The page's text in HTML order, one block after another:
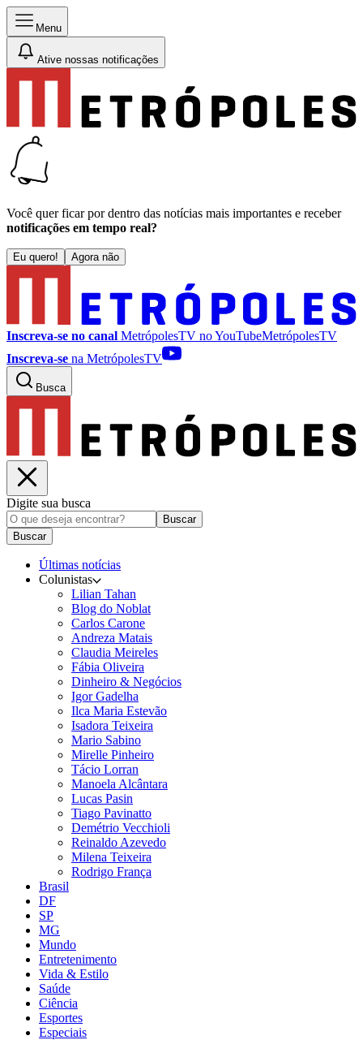
Menu
Ative nossas notificações
Você quer ficar por dentro das notícias mais importantes e receber
notificações em tempo real?
Eu quero! Agora não
Inscreva-se no canal MetrópolesTV noYouTubeMetrópolesTV
Inscreva-se na MetrópolesTV
Busca
Digite sua busca
Buscar
Buscar
Últimas notícias
Colunistas
Lilian Tahan
Blog do Noblat
Carlos Carone
Andreza Matais
Claudia Meireles
Fábia Oliveira
Dinheiro & Negócios
Igor Gadelha
Ilca Maria Estevão
Isadora Teixeira
Mario Sabino
Mirelle Pinheiro
Tácio Lorran
Manoela Alcântara
Lucas Pasin
Tiago Pavinatto
Demétrio Vecchioli
Reinaldo Azevedo
Milena Teixeira
Rodrigo França
Brasil
DF
SP
MG
Mundo
Entretenimento
Vida & Estilo
Saúde
Ciência
Esportes
Especiais